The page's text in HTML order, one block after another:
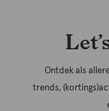
Ontdek als
trends,